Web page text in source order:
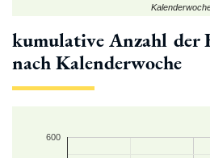
kumulative Anzahl der
nach Kalenderwoche
600